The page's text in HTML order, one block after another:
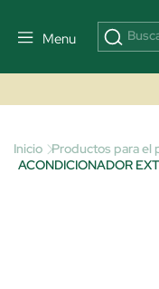
Menu
Inicio Productos para el
ACONDICIONADOR